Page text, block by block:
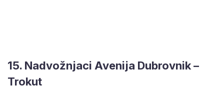
15. Nadvožnjaci Avenija Dubrovnik –
Trokut